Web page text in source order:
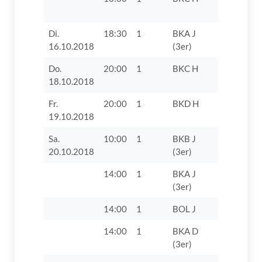
Di.
16.10.2018
18:30 1
BKA J
(3er)
Do.
18.10.2018
20:00 1 BKC H
Fr.
19.10.2018
20:00 1 BKD H
Sa.
20.10.2018
10:00 1
BKB J
(3er)
14:00 1
BKA J
(3er)
14:00 1 BOL J
14:00 1
BKA D
(3er)